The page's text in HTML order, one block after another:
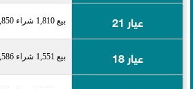
عيار 21 بيع 1,810 شراء 1,850
عيار 18 بيع 1,551 شراء 1,586